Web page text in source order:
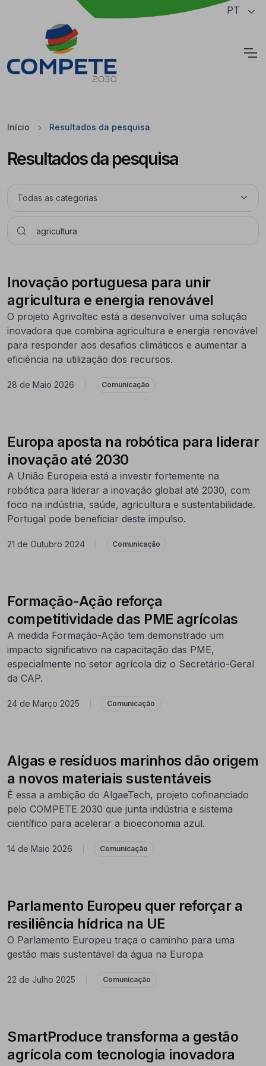
Saltar para o conteúdo principal da página PT
Início Resultados da pesquisa
Resultados da pesquisa
Inovação portuguesa para unir
agricultura e energia renovável
O projeto Agrivoltec está a desenvolver uma solução
inovadora que combina agricultura e energia renovável
para responder aos desafios climáticos e aumentar a
eficiência na utilização dos recursos.
28 de Maio 2026 Comunicação
Europa aposta na robótica para liderar
inovação até 2030
A União Europeia está a investir fortemente na
robótica para liderar a inovação global até 2030, com
foco na indústria, saúde, agricultura e sustentabilidade.
Portugal pode beneficiar deste impulso.
21 de Outubro 2024 Comunicação
Formação-Ação reforça
competitividade das PME agrícolas
A medida Formação-Ação tem demonstrado um
impacto significativo na capacitação das PME,
especialmente no setor agrícola diz o Secretário-Geral
da CAP.
24 de Março 2025 Comunicação
Algas e resíduos marinhos dão origem
a novos materiais sustentáveis
É essa a ambição do AlgaeTech, projeto cofinanciado
pelo COMPETE 2030 que junta indústria e sistema
científico para acelerar a bioeconomia azul.
14 de Maio 2026 Comunicação
Parlamento Europeu quer reforçar a
resiliência hídrica na UE
O Parlamento Europeu traça o caminho para uma
gestão mais sustentável da água na Europa
22 de Julho 2025 Comunicação
SmartProduce transforma a gestão
agrícola com tecnologia inovadora